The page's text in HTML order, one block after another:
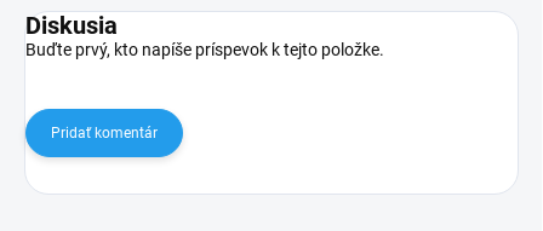
Diskusia
Buďte prvý, kto napíše príspevok k tejto položke.
Pridať komentár